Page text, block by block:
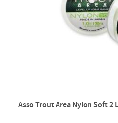
Asso Trout Area Nylon Soft 2